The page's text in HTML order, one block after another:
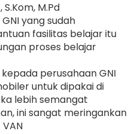
M.Pd
yang sudah
fasilitas belajar itu
proses belajar
perusahaan GNI
untuk dipakai di
lebih semangat
ini sangat meringankan